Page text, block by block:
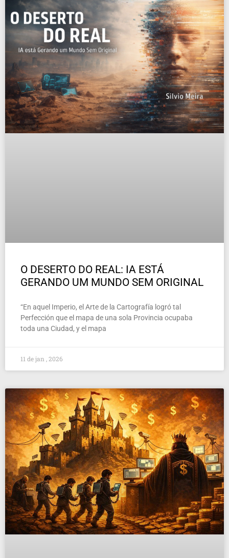
O DESERTO DO REAL: IA ESTÁ
GERANDO UM MUNDO SEM ORIGINAL
“En aquel Imperio, el Arte de la Cartografía logró tal
Perfección que el mapa de una sola Provincia ocupaba
toda una Ciudad, y el mapa
11 de jan , 2026